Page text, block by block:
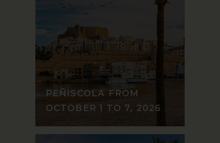
PEÑISCOLA FROM
OCTOBER 1 TO 7, 2026